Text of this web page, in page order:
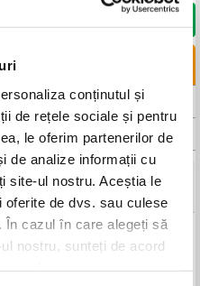
conținutul și
de rețele sociale și pentru
le oferim partenerilor de
de analize informații cu
site-ul nostru. Aceștia le
oferite de dvs. sau culese
cazul în care alegeți să
nostru, sunteți de acord
4.8 mm